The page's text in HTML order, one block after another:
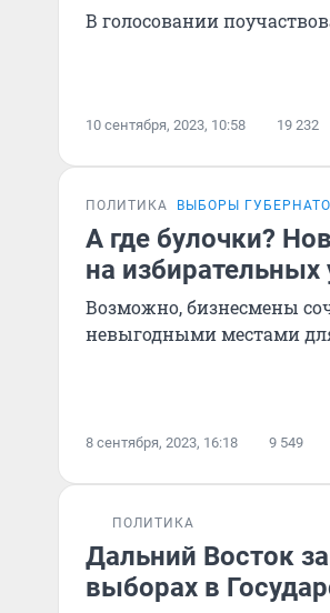
В голосовании
10 сентября, 2023, 10:58 19 232
ПОЛИТИКА ВЫБОРЫ
А где булочки?
на избирательных
Возможно, бизнесмены
невыгодными местами
8 сентября, 2023, 16:18 9 549
ПОЛИТИКА
Дальний Восток
выборах в